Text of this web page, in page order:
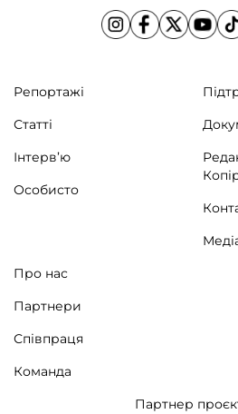
Репортажі
Статті
Інтерв’ю
Особисто
Про нас
Партнери
Співпраця
Команда
Партнер